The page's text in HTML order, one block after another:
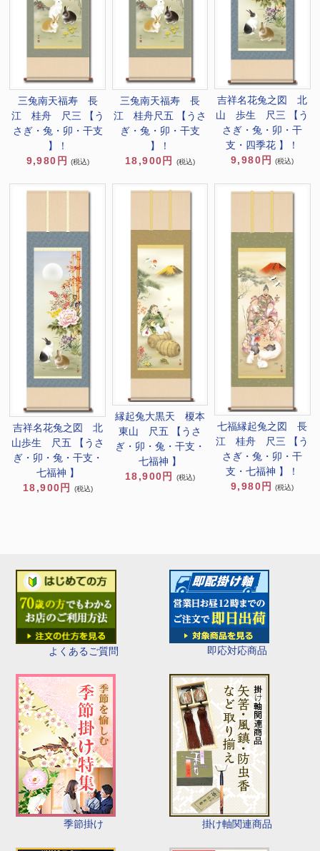
よくあるご質問 即応対応商品
季節掛け 掛け軸関連商品
三兔南天福寿 長
江 桂舟 尺三 【う
さぎ・兔・卯・干支
】！
9,980円
(税込)
三兔南天福寿 長
江 桂舟尺五 【うさ
ぎ・兔・卯・干支
】！
18,900円
(税込)
吉祥名花兔之図 北
山 歩生 尺三 【う
さぎ・兔・卯・干
支・四季花 】！
9,980円
(税込)
吉祥名花兔之図 北
山歩生 尺五 【うさ
ぎ・卯・兔・干支・
七福神 】
18,900円
(税込)
縁起兔大黒天 榎本
東山 尺五 【うさ
ぎ・卯・兔・干支・
七福神 】
18,900円
(税込)
七福縁起兔之図 長
江 桂舟 尺三 【う
さぎ・兔・卯・干
支・七福神 】！
9,980円
(税込)